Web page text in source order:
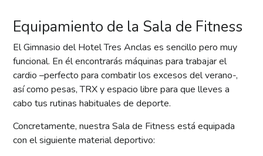
Equipamiento de la Sala de Fitness
El Gimnasio del Hotel Tres Anclas es sencillo pero muy
funcional. En él encontrarás máquinas para trabajar el
cardio –perfecto para combatir los excesos del verano-,
así como pesas, TRX y espacio libre para que lleves a
cabo tus rutinas habituales de deporte.
Concretamente, nuestra Sala de Fitness está equipada
con el siguiente material deportivo: